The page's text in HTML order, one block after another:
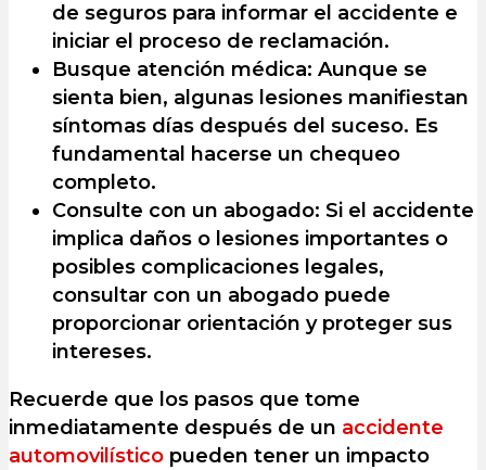
de seguros para informar el accidente e
iniciar el proceso de reclamación.
Busque atención médica: Aunque se
sienta bien, algunas lesiones manifiestan
síntomas días después del suceso. Es
fundamental hacerse un chequeo
completo.
Consulte con un abogado: Si el accidente
implica daños o lesiones importantes o
posibles complicaciones legales,
consultar con un abogado puede
proporcionar orientación y proteger sus
intereses.
Recuerde que los pasos que tome
inmediatamente después de un accidente
automovilístico pueden tener un impacto